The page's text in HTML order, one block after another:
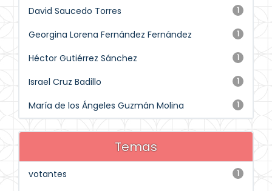
1
David Saucedo Torres
1
Georgina Lorena Fernández Fernández
1
Héctor Gutiérrez Sánchez
1
Israel Cruz Badillo
1
María de los Ángeles Guzmán Molina
Temas
1
votantes